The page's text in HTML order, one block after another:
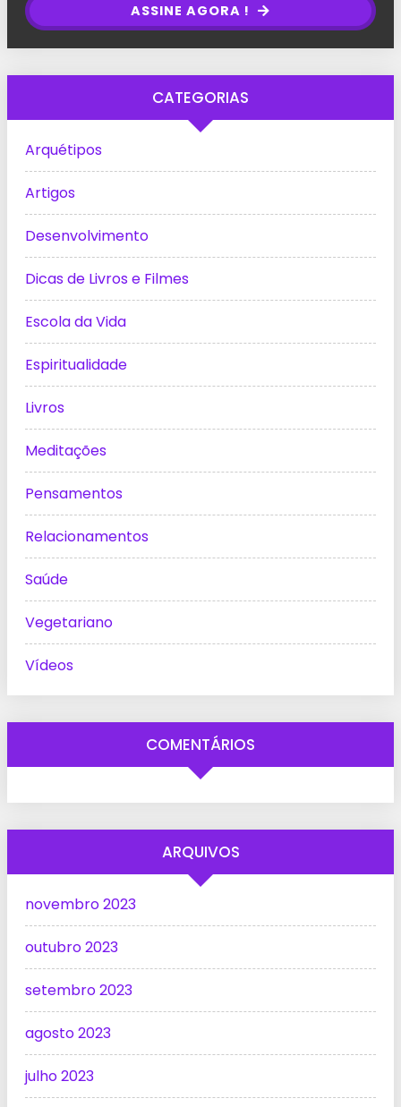
ASSINE AGORA !
CATEGORIAS
Arquétipos
Artigos
Desenvolvimento
Dicas de Livros e Filmes
Escola da Vida
Espiritualidade
Livros
Meditações
Pensamentos
Relacionamentos
Saúde
Vegetariano
Vídeos
COMENTÁRIOS
ARQUIVOS
novembro 2023
outubro 2023
setembro 2023
agosto 2023
julho 2023